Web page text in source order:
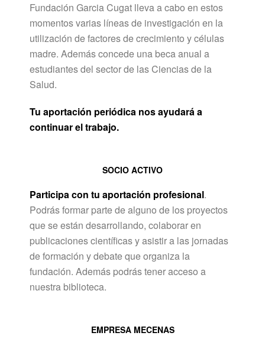
Fundación Garcia Cugat lleva a cabo en estos
momentos varias líneas de investigación en la
utilización de factores de crecimiento y células
madre. Además concede una beca anual a
estudiantes del sector de las Ciencias de la
Salud.
Tu aportación periódica nos ayudará a
continuar el trabajo.
SOCIO ACTIVO
Participa con tu aportación profesional.
Podrás formar parte de alguno de los proyectos
que se están desarrollando, colaborar en
publicaciones científicas y asistir a las jornadas
de formación y debate que organiza la
fundación. Además podrás tener acceso a
nuestra biblioteca.
EMPRESA MECENAS